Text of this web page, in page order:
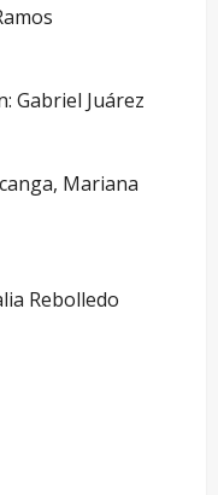
Gabriel Juárez
Mariana
Rebolledo